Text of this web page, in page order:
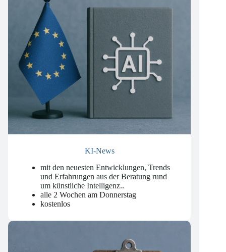
mit den neuesten Entwicklungen, Trends
und Erfahrungen aus der Beratung rund
um künstliche Intelligenz..
alle 2 Wochen am Donnerstag